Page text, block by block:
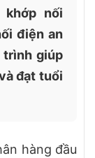
nối
điện an
trình giúp
đạt tuổi
hàng đầu